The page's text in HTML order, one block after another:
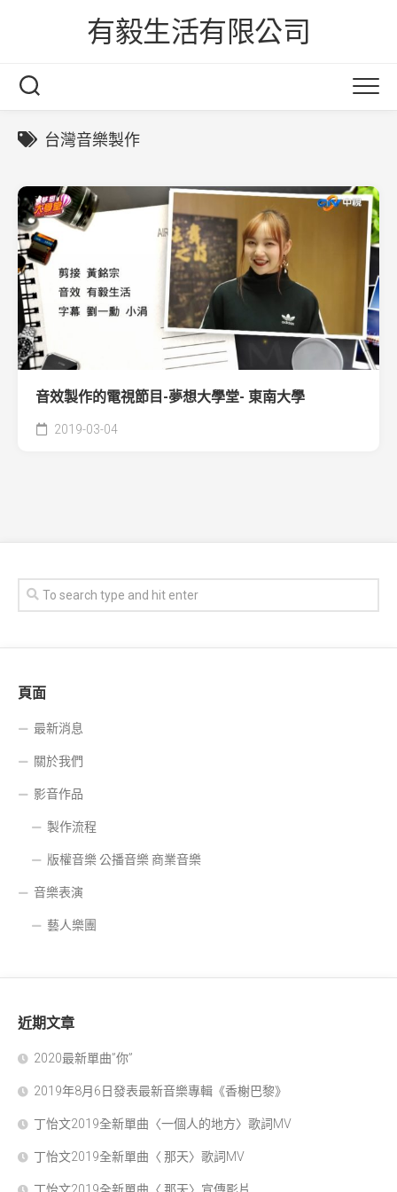
有毅生活有限公司
台灣音樂製作
音效製作的電視節目-夢想大學堂- 東南大學
2019-03-04
頁面
最新消息
關於我們
影音作品
製作流程
版權音樂 公播音樂 商業音樂
音樂表演
藝人樂團
近期文章
2020最新單曲”你”
2019年8月6日發表最新音樂專輯《香榭巴黎》
丁怡文2019全新單曲〈一個人的地方〉歌詞MV
丁怡文2019全新單曲〈 那天〉歌詞MV
丁怡文2019全新單曲〈 那天〉宣傳影片